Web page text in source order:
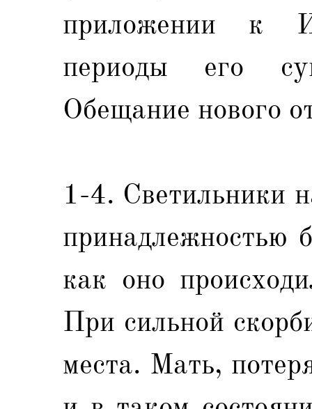
приложении к
периоды его
Обещание нового
1-4. Светильники
принадлежностью
как оно
При сильной
места. Мать,